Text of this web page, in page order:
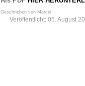
Geschrieben von Marcel
Veröffentlicht: 05. August